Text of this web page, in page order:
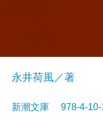
永井荷風／著
新潮文庫 978-4-